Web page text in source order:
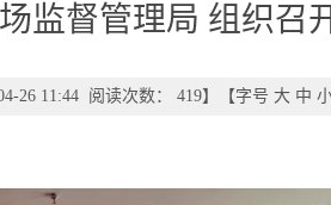
监督管理局 组织召
26 11:44 阅读次数： 419】【字号 大 中